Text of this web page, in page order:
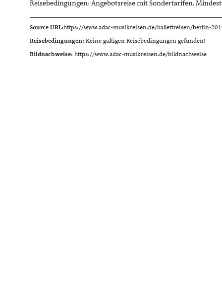
Reisebedingungen: Angebotsreise mit Sondertarifen.
Source URL:https://www.adac-musikreisen.de/ballettreisen/berlin-
Reisebedingungen: Keine gültigen Reisebedingungen gefunden!
Bildnachweise: https://www.adac-musikreisen.de/bildnachweise